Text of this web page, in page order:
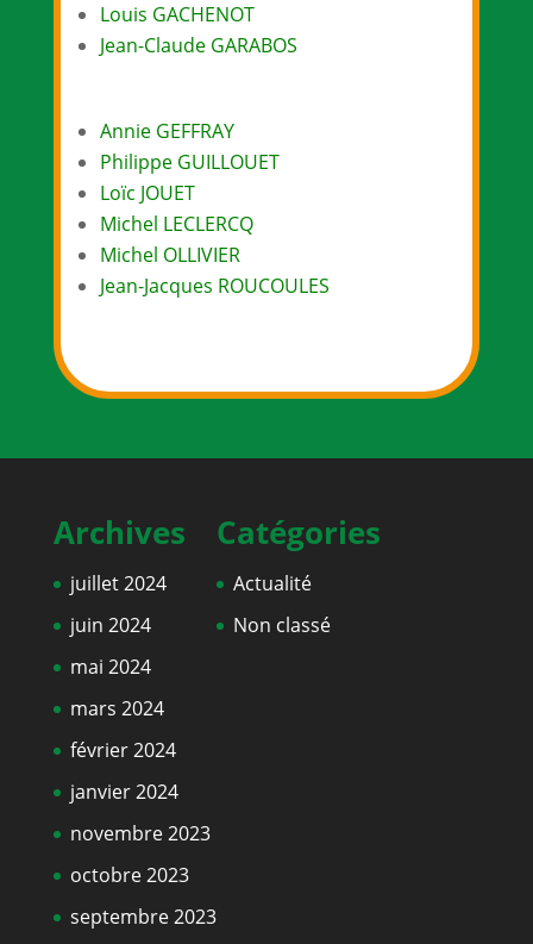
Louis GACHENOT
Jean-Claude GARABOS
Annie GEFFRAY
Philippe GUILLOUET
Loïc JOUET
Michel LECLERCQ
Michel OLLIVIER
Jean-Jacques ROUCOULES
Archives
juillet 2024
juin 2024
mai 2024
mars 2024
février 2024
janvier 2024
novembre 2023
octobre 2023
septembre 2023
Catégories
Actualité
Non classé